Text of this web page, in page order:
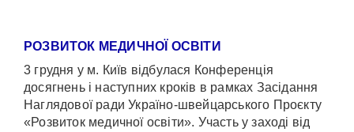
РОЗВИТОК МЕДИЧНОЇ ОСВІТИ
3 грудня у м. Київ відбулася Конференція
досягнень і наступних кроків в рамках Засідання
Наглядової ради Україно-швейцарського Проєкту
«Розвиток медичної освіти». Участь у заході від